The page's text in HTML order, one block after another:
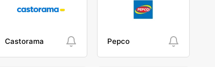
Castorama Pepco